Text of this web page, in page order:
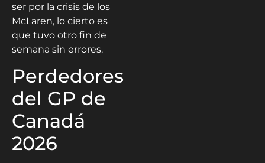
ser por la crisis de los
McLaren, lo cierto es
que tuvo otro fin de
semana sin errores.
Perdedores
del GP de
Canadá
2026